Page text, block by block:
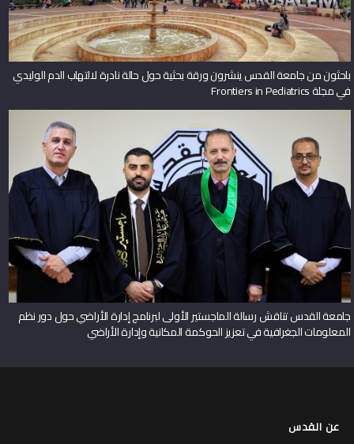
باحثون من جامعة القدس ينشرون ورقة بحثية حول حالة نادرة لالتهاب الدم الوليدي
في مجلة Frontiers in Pediatrics
جامعة القدس تناقش رسالة الماجستير الأولى لبرنامج إدارة الأراضي حول دور نظم
المعلومات الجغرافية في تعزيز الحوكمة المكانية وإدارة الأراضي
عن القدس